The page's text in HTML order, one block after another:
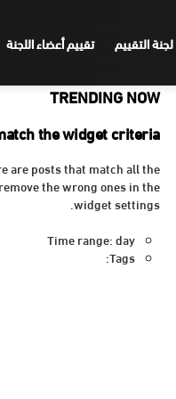
التقييم تقييم أعضاء اللجنة
TRENDING NOW
the widget criteria
are posts that match all the
the wrong ones in the
widget settings.
Time range: day
Tags: